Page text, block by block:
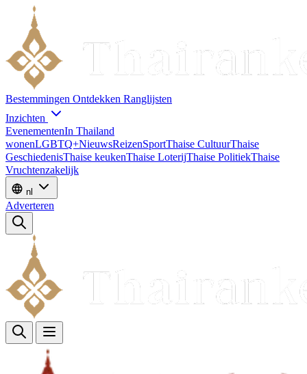
Bestemmingen Ontdekken Ranglijsten
Inzichten
EvenementenIn Thailand
wonenLGBTQ+NieuwsReizenSportThaise CultuurThaise
GeschiedenisThaise keukenThaise LoterijThaise PolitiekThaise
Vruchtenzakelijk
nl
Adverteren